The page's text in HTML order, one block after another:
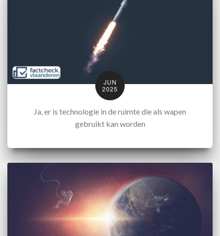
JUN
2025
Ja, er is technologie in de ruimte die als wapen
gebruikt kan worden